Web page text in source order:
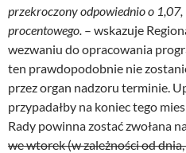
przekroczony odpowiednio o
procentowego. – wskazuje
wezwaniu do opracowania
ten prawdopodobnie nie
przez organ nadzoru terminie.
przypadałby na koniec tego
Rady powinna zostać zwołana
we wtorek (w zależności od